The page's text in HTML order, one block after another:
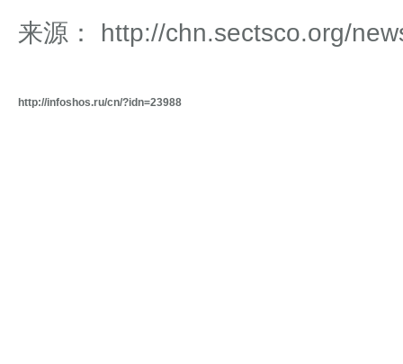
来源： http://chn.sectsco.org/
http://infoshos.ru/cn/?idn=23988